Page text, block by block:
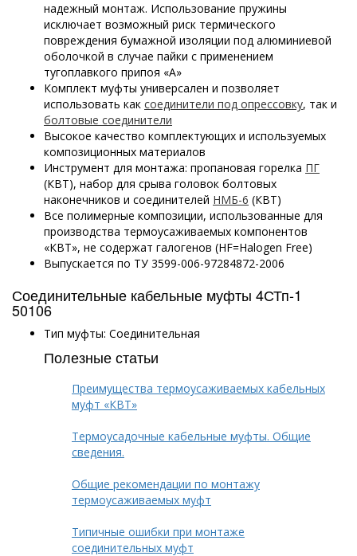
надежный монтаж. Использование пружины
исключает возможный риск термического
повреждения бумажной изоляции под алюминиевой
оболочкой в случае пайки с применением
тугоплавкого припоя «А»
Комплект муфты универсален и позволяет
использовать как соединители под опрессовку, так и
болтовые соединители
Высокое качество комплектующих и используемых
композиционных материалов
Инструмент для монтажа: пропановая горелка ПГ
(КВТ), набор для срыва головок болтовых
наконечников и соединителей НМБ-6 (КВТ)
Все полимерные композиции, использованные для
производства термоусаживаемых компонентов
«КВТ», не содержат галогенов (HF=Halogen Free)
Выпускается по ТУ 3599-006-97284872-2006
Соединительные кабельные муфты 4СТп-1
50106
Тип муфты: Соединительная
Полезные статьи
Преимущества термоусаживаемых кабельных
муфт «КВТ»
Термоусадочные кабельные муфты. Общие
сведения.
Общие рекомендации по монтажу
термоусаживаемых муфт
Типичные ошибки при монтаже
соединительных муфт